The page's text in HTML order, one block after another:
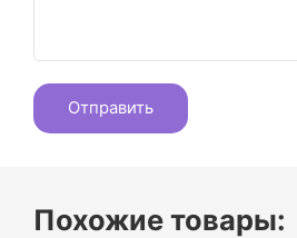
Похожие товары: